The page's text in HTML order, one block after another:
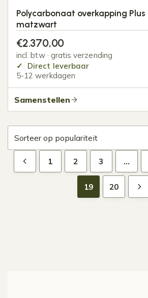
Polycarbonaat overkapping
matzwart
€2.370,00
incl. btw · gratis verzending
Direct leverbaar
5-12 werkdagen
Samenstellen
1 2 3 …
19 20